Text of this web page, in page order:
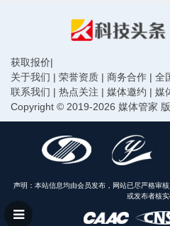
获取报价|
关于我们 | 荣誉资质 | 商务合作 | 全
联系我们 | 热点关注 | 媒体邀约 | 媒
Copyright © 2019-2026 媒体管家
声明：本站信息均由会员发布，网站已尽严格审
或发布者核实